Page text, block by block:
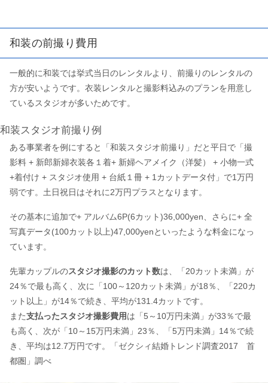
和装の前撮り費用
一般的に和装では挙式当日のレンタルより、前撮りのレンタルの
方が安いようです。衣装レンタルと撮影料込みのプランを用意し
ているスタジオが多いためです。
和装スタジオ前撮り例
ある事業者を例にすると「和装スタジオ前撮り」だと平日で「撮
影料 + 新郎新婦衣装各１着+ 新婦ヘアメイク（洋髪） + 小物一式
+着付け + スタジオ使用 + 台紙１冊 + 1カットデータ付」で1万円
弱です。土日祝日はそれに2万円プラスとなります。
その基本に追加で+ アルバム6P(6カット)36,000yen、さらに+ 全
写真データ(100カット以上)47,000yenといったような料金になっ
ています。
先輩カップルのスタジオ撮影のカット数は、「20カット未満」が
24％で最も高く、次に「100～120カット未満」が18％、「220カ
ット以上」が14％で続き、平均が131.4カットです。
また支払ったスタジオ撮影費用は「5～10万円未満」が33％で最
も高く、次が「10～15万円未満」23％、「5万円未満」14％で続
き、平均は12.7万円です。「ゼクシィ結婚トレンド調査2017 首
都圏」調べ